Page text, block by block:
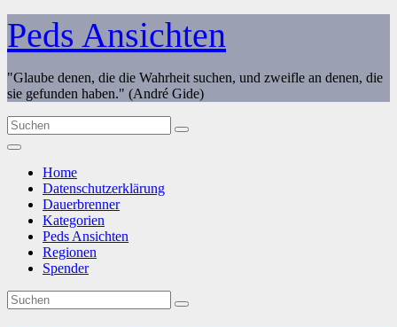
Zum
Inhalt
springen
Peds Ansichten
"Glaube denen, die die Wahrheit suchen, und zweifle an denen, die
sie gefunden haben." (André Gide)
Home
Datenschutzerklärung
Dauerbrenner
Kategorien
Peds Ansichten
Regionen
Spender